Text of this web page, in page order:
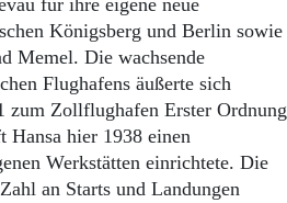
für ihre eigene neue
Königsberg und Berlin sowie
Memel. Die wachsende
Flughafens äußerte sich
zum Zollflughafen Erster Ordnung
hier 1938 einen
Werkstätten einrichtete. Die
an Starts und Landungen